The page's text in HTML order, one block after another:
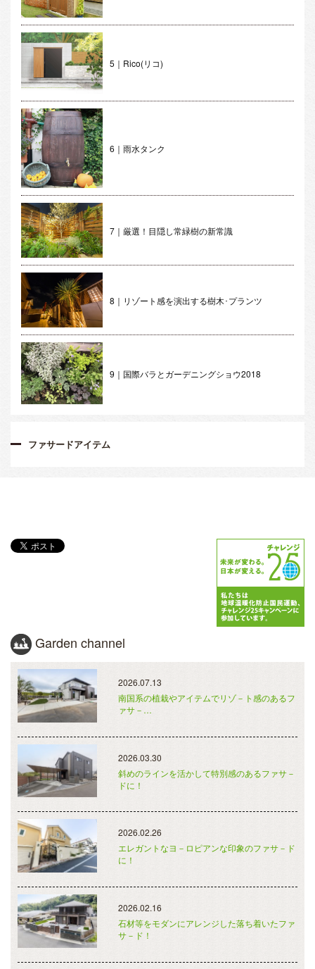
5｜Rico(リコ)
6｜雨水タンク
7｜厳選！目隠し常緑樹の新常識
8｜リゾート感を演出する樹木･プランツ
9｜国際バラとガーデニングショウ2018
ファサードアイテム
Garden channel
2026.07.13
南国系の植栽やアイテムでリゾ－ト感のあるフ
ァサ－…
2026.03.30
斜めのラインを活かして特別感のあるファサ－
ドに！
2026.02.26
エレガントなヨ－ロピアンな印象のファサ－ド
に！
2026.02.16
石材等をモダンにアレンジした落ち着いたファ
サ－ド！